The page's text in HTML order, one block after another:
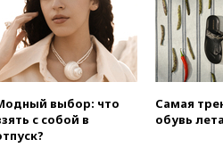
выбор: что
с собой в
Самая
обувь